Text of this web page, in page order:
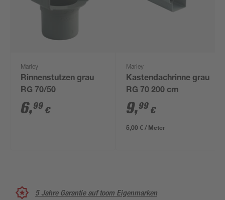
Marley
Rinnenstutzen grau
RG 70/50
6,99 €
Marley
Kastendachrinne grau
RG 70 200 cm
9,99 €
5,00 € / Meter
5 Jahre Garantie auf toom Eigenmarken